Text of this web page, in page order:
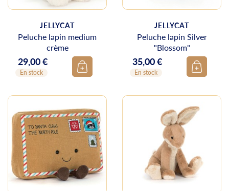
JELLYCAT
Peluche lapin medium
crème
Prix
29,00 €
En stock
JELLYCAT
Peluche lapin Silver
"Blossom"
Prix
35,00 €
En stock